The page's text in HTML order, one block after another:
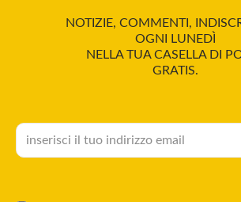
NOTIZIE, COMMENTI,
OGNI LUNEDÌ
NELLA TUA CASELLA DI
GRATIS.